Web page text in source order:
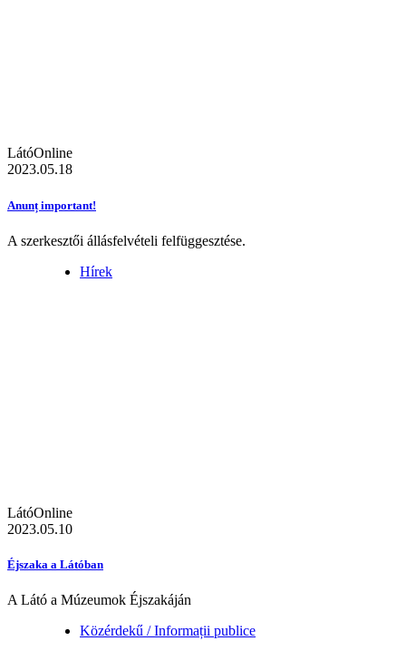
LátóOnline
2023.05.18
Anunț important!
A szerkesztői állásfelvételi felfüggesztése.
Hírek
LátóOnline
2023.05.10
Éjszaka a Látóban
A Látó a Múzeumok Éjszakáján
Közérdekű / Informații publice